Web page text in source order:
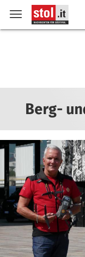
Berg-